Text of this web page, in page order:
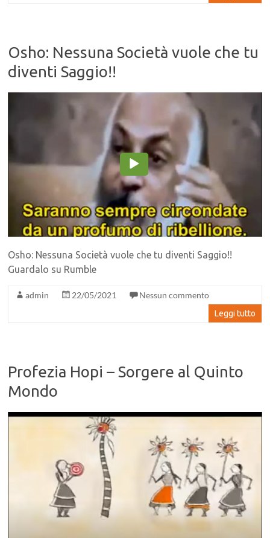
Osho: Nessuna Società vuole che tu
diventi Saggio!!
Osho: Nessuna Società vuole che tu diventi Saggio!!
Guardalo su Rumble
admin 22/05/2021 Nessun commento
Leggi tutto
Profezia Hopi – Sorgere al Quinto
Mondo